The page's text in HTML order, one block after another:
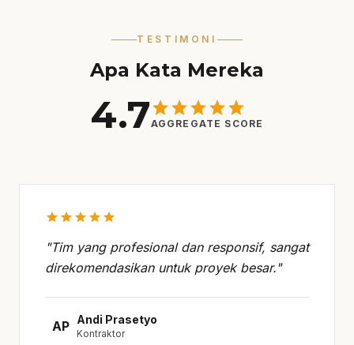
TESTIMONI
Apa Kata Mereka
4.7starstarstarstarstar
AGGREGATE SCORE
starstarstarstarstar
"Tim yang profesional dan responsif, sangat
direkomendasikan untuk proyek besar."
AP Andi Prasetyo
Kontraktor